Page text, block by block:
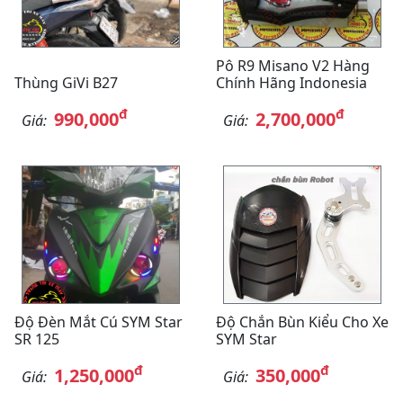
Thùng GiVi B27
Giá: 990,000đ
Pô R9 Misano V2 Hàng
Chính Hãng Indonesia
Giá: 2,700,000đ
Độ Đèn Mắt Cú SYM Star
SR 125
Giá: 1,250,000đ
Độ Chắn Bùn Kiểu Cho Xe
SYM Star
Giá: 350,000đ